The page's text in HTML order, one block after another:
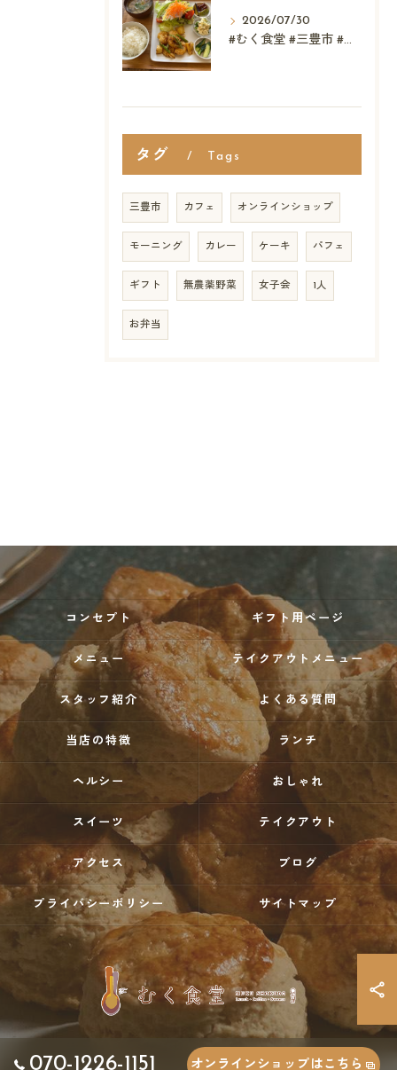
2026/07/30
#むく食堂 #三豊市 #カフェ レストラン #父母ヶ浜 ...
タグ Tags
三豊市 カフェ オンラインショップ
モーニング カレー ケーキ パフェ
ギフト 無農薬野菜 女子会 1人
お弁当
070-1226-1151 オンラインショップはこちら
コンセプト ギフト用ページ
メニュー テイクアウトメニュー
スタッフ紹介 よくある質問
当店の特徴 ランチ
ヘルシー おしゃれ
スイーツ テイクアウト
アクセス ブログ
プライバシーポリシー サイトマップ